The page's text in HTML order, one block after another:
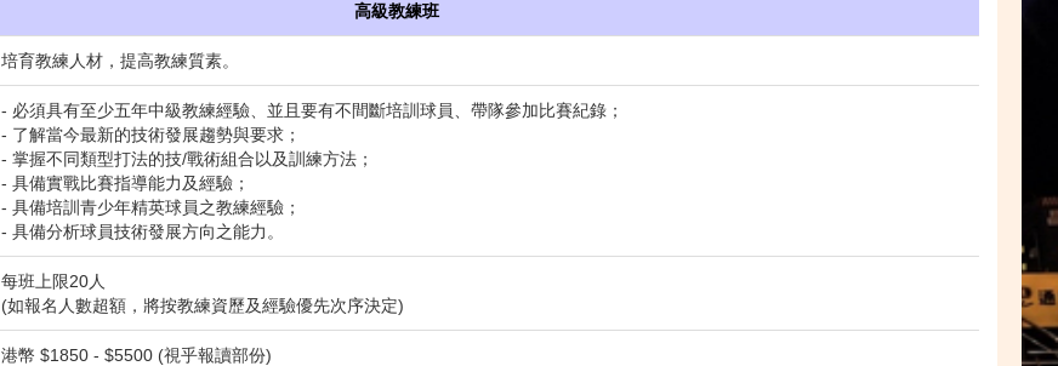
高級教練班
培育教練人材，提高教練質素。
- 必須具有至少五年中級教練經驗、並且要有不間斷培訓球員、帶隊參加比賽紀錄；
- 了解當今最新的技術發展趨勢與要求；
- 掌握不同類型打法的技/戰術組合以及訓練方法；
- 具備實戰比賽指導能力及經驗；
- 具備培訓青少年精英球員之教練經驗；
- 具備分析球員技術發展方向之能力。
每班上限20人
(如報名人數超額，將按教練資歷及經驗優先次序決定)
港幣 $1850 - $5500 (視乎報讀部份)